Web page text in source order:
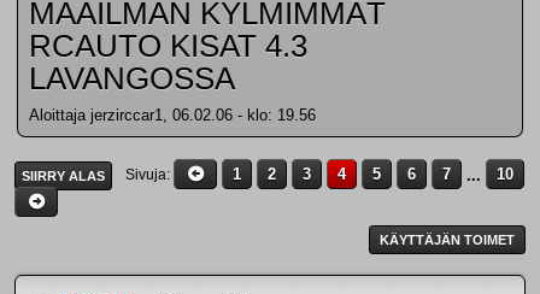
MAAILMAN KYLMIMMÄT
RCAUTO KISAT 4.3
LAVANGOSSA
Aloittaja jerzirccar1, 06.02.06 - klo: 19.56
SIIRRY ALAS Sivuja 1 2 3 4 5 6 7 ... 10
KÄYTTÄJÄN TOIMET